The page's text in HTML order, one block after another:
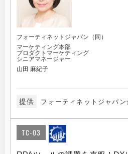
フォーティネットジャパン（同）
マーケティング本部
プロダクトマーケティング
シニアマネージャー
山田 麻紀子
提供 フォーティネットジャパン
TC-03